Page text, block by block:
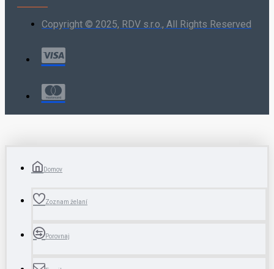
Copyright © 2025, RDV s.r.o., All Rights Reserved
Domov
Zoznam želaní
Porovnaj